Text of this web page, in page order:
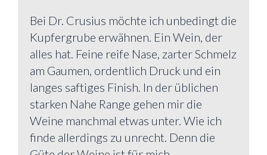
Bei Dr. Crusius möchte ich unbedingt die
Kupfergrube erwähnen. Ein Wein, der
alles hat. Feine reife Nase, zarter Schmelz
am Gaumen, ordentlich Druck und ein
langes saftiges Finish. In der üblichen
starken Nahe Range gehen mir die
Weine manchmal etwas unter. Wie ich
finde allerdings zu unrecht. Denn die